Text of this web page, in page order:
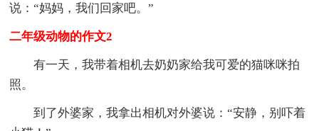
说：“妈妈，我们回家吧。”
二年级动物的作文2
有一天，我带着相机去奶奶家给我可爱的猫咪咪拍
照。
到了外婆家，我拿出相机对外婆说：“安静，别吓着